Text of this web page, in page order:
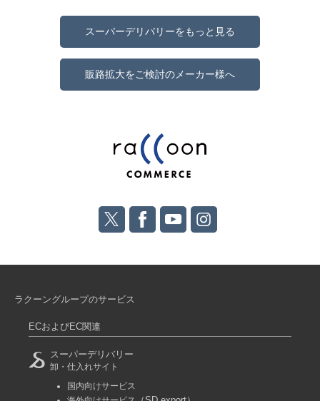
スーパーデリバリーをもっと見る
販路拡大をご検討のメーカー様へ
ラクーングループのサービス
ECおよびEC関連
スーパーデリバリー
卸・仕入れサイト
国内向けサービス